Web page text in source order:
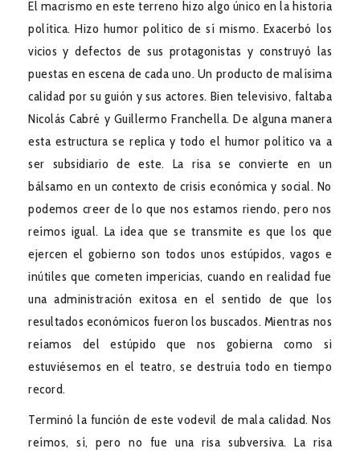
El macrismo en este terreno hizo algo único en la historia
política. Hizo humor político de sí mismo. Exacerbó los
vicios y defectos de sus protagonistas y construyó las
puestas en escena de cada uno. Un producto de malísima
calidad por su guión y sus actores. Bien televisivo, faltaba
Nicolás Cabré y Guillermo Franchella. De alguna manera
esta estructura se replica y todo el humor político va a
ser subsidiario de este. La risa se convierte en un
bálsamo en un contexto de crisis económica y social. No
podemos creer de lo que nos estamos riendo, pero nos
reímos igual. La idea que se transmite es que los que
ejercen el gobierno son todos unos estúpidos, vagos e
inútiles que cometen impericias, cuando en realidad fue
una administración exitosa en el sentido de que los
resultados económicos fueron los buscados. Mientras nos
reíamos del estúpido que nos gobierna como si
estuviésemos en el teatro, se destruía todo en tiempo
record.
Terminó la función de este vodevil de mala calidad. Nos
reímos, sí, pero no fue una risa subversiva. La risa